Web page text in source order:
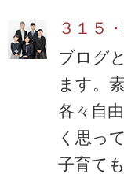
３１５
ブログ
ます。
各々自
く思っ
子育て